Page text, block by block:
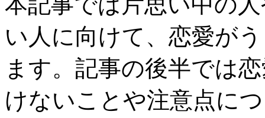
い人に向けて、恋愛が
ます。記事の後半では
けないことや注意点に